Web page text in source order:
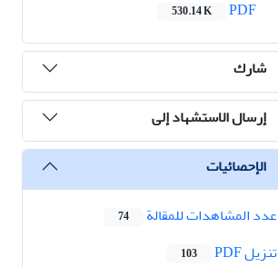
530.14 K
شارك
إرسال الاستشهاد إلى
الإحصائيات
عدد المشاهدات للمقالة
74
تنزیل PDF 103